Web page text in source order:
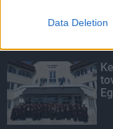
Data Deletion